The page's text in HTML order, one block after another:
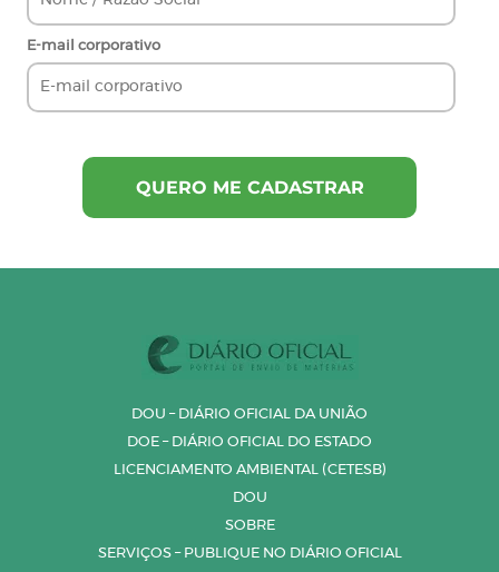
E-mail corporativo
DOU – DIÁRIO OFICIAL DA UNIÃO
DOE – DIÁRIO OFICIAL DO ESTADO
LICENCIAMENTO AMBIENTAL (CETESB)
DOU
SOBRE
SERVIÇOS – PUBLIQUE NO DIÁRIO OFICIAL